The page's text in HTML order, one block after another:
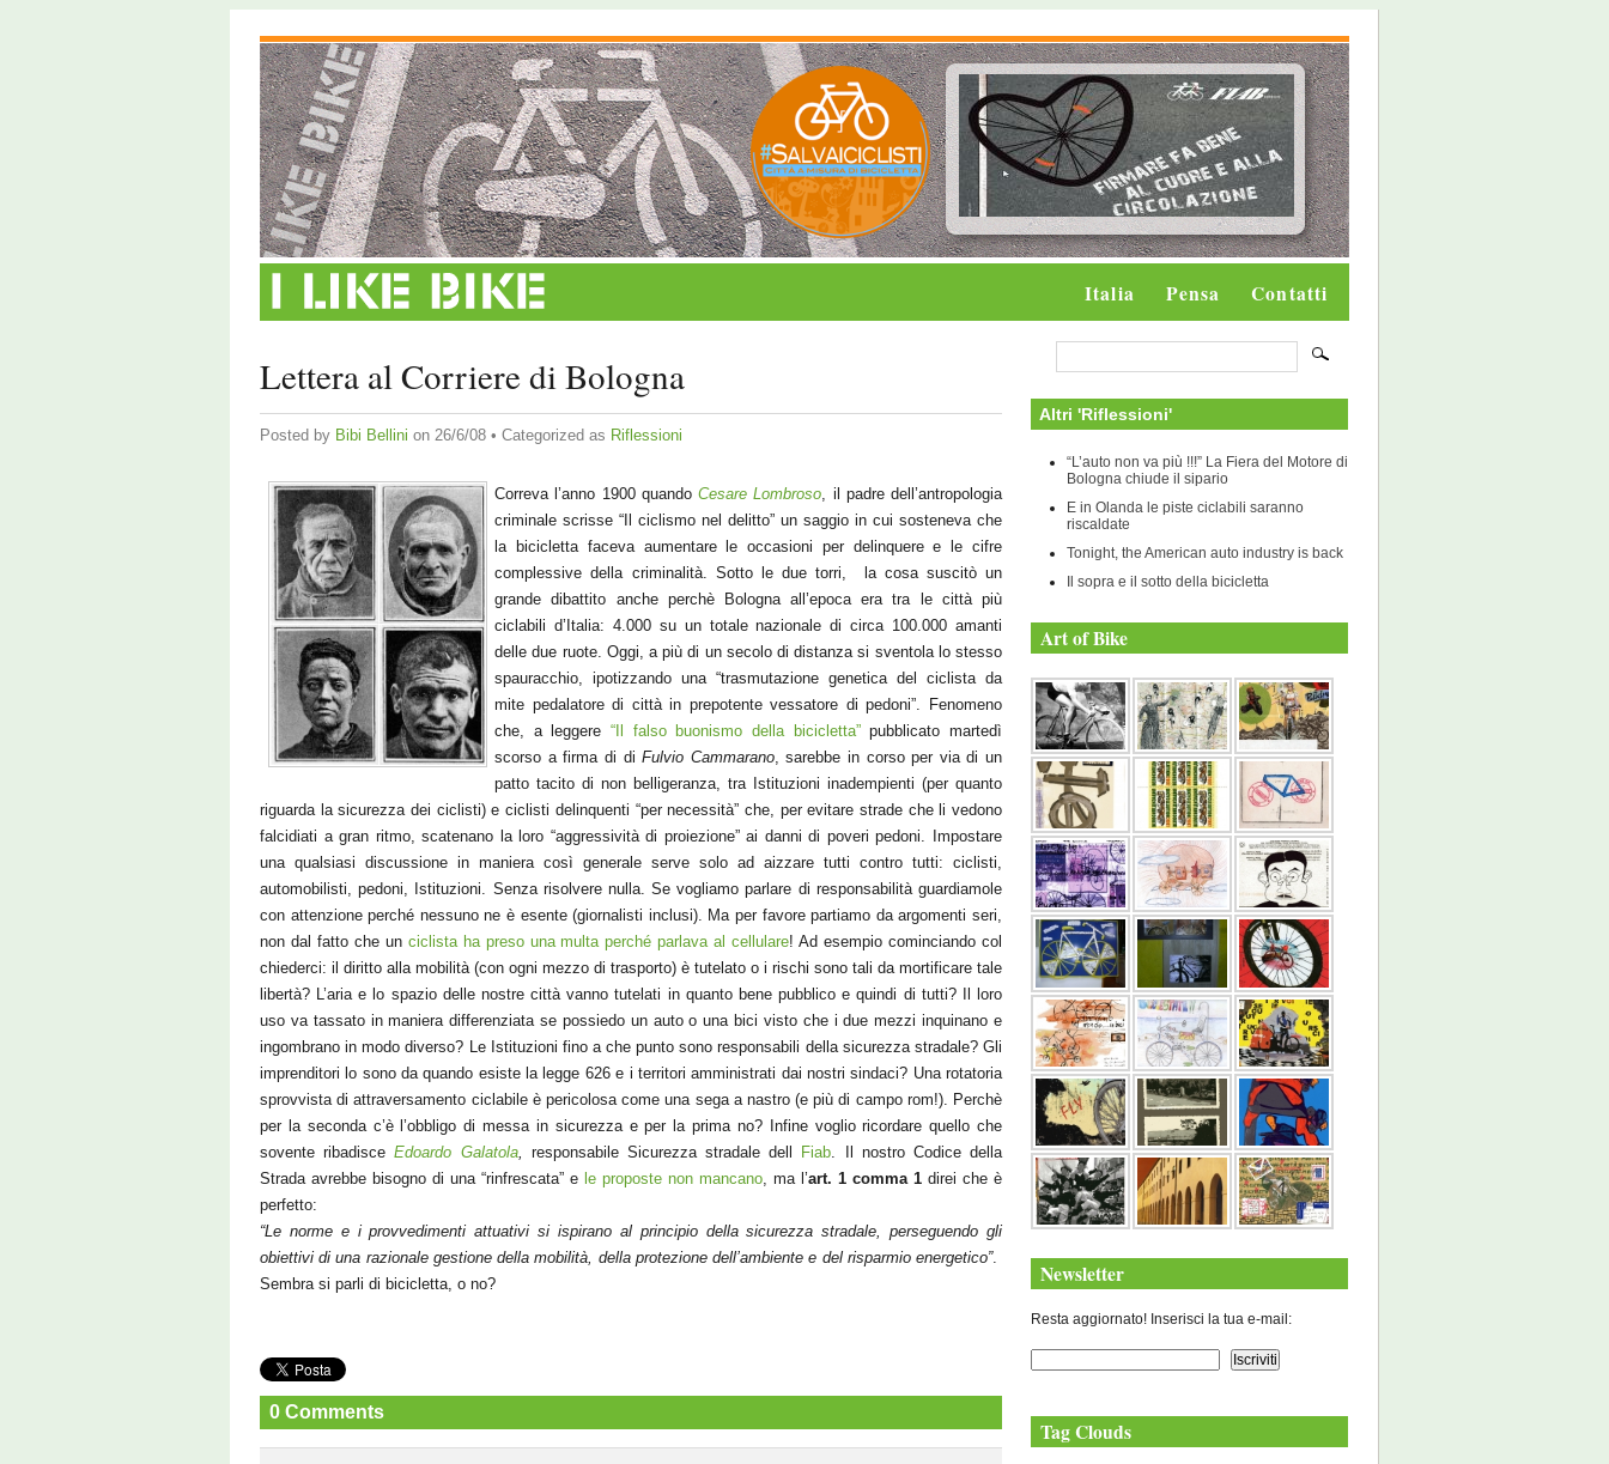
Italia Pensa Contatti
Lettera al Corriere di Bologna
Posted by Bibi Bellini on 26/6/08 • Categorized as Riflessioni
Correva l’anno 1900 quandoCesare Lombroso, il padre dell’antropologia
criminale scrisse “Il ciclismo nel delitto” un saggio in cui sosteneva che
la bicicletta faceva aumentare le occasioni per delinquere e le cifre
complessive della criminalità. Sotto le due torri, la cosa suscitò un
grande dibattito anche perchè Bologna all’epoca era tra le città più
ciclabili d’Italia: 4.000 su un totale nazionale di circa 100.000 amanti
delle due ruote. Oggi, a più di un secolo di distanza si sventola lo stesso
spauracchio, ipotizzando una “trasmutazione genetica del ciclista da
mite pedalatore di città in prepotente vessatore di pedoni”. Fenomeno
che, a leggere“Il falso buonismo della bicicletta”pubblicato martedì
scorso a firma di diFulvio Cammarano, sarebbe in corso per via di un
patto tacito di non belligeranza, tra Istituzioni inadempienti (per quanto
riguarda la sicurezza dei ciclisti) e ciclisti delinquenti “per necessità” che, per evitare strade che li vedono
falcidiati a gran ritmo, scatenano la loro “aggressività di proiezione” ai danni di poveri pedoni. Impostare
una qualsiasi discussione in maniera così generale serve solo ad aizzare tutti contro tutti: ciclisti,
automobilisti, pedoni, Istituzioni. Senza risolvere nulla. Se vogliamo parlare di responsabilità guardiamole
con attenzione perché nessuno ne è esente (giornalisti inclusi). Ma per favore partiamo da argomenti seri,
non dal fatto che un ciclista ha preso una multa perché parlava al cellulare! Ad esempio cominciando col
chiederci: il diritto alla mobilità (con ogni mezzo di trasporto) è tutelato o i rischi sono tali da mortificare tale
libertà? L’aria e lo spazio delle nostre città vanno tutelati in quanto bene pubblico e quindi di tutti? Il loro
uso va tassato in maniera differenziata se possiedo un auto o una bici visto che i due mezzi inquinano e
ingombrano in modo diverso? Le Istituzioni fino a che punto sono responsabili della sicurezza stradale? Gli
imprenditori lo sono da quando esiste la legge 626 e i territori amministrati dai nostri sindaci? Una rotatoria
sprovvista di attraversamento ciclabile è pericolosa come una sega a nastro (e più di campo rom!). Perchè
per la seconda c’è l’obbligo di messa in sicurezza e per la prima no? Infine voglio ricordare quello che
sovente ribadisceEdoardo Galatola, responsabile Sicurezza stradale dell Fiab. Il nostro Codice della
Strada avrebbe bisogno di una “rinfrescata” e le proposte non mancano, ma l’art. 1 comma 1 direi che è
perfetto:
“Le norme e i provvedimenti attuativi si ispirano al principio della sicurezza stradale, perseguendo gli
obiettivi di una razionale gestione della mobilità, della protezione dell’ambiente e del risparmio energetico”.
Sembra si parli di bicicletta, o no?
0 Comments
Altri 'Riflessioni'
“L’auto non va più !!!” La Fiera del Motore di
Bologna chiude il sipario
E in Olanda le piste ciclabili saranno
riscaldate
Tonight, the American auto industry is back
Il sopra e il sotto della bicicletta
Art of Bike
Newsletter
Resta aggiornato! Inserisci la tua e-mail:
Tag Clouds